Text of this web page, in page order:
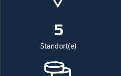
5
Standort(e)